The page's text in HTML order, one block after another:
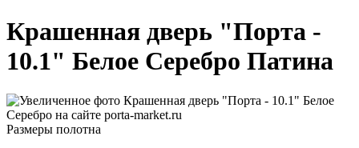
Крашенная дверь "Порта -
10.1" Белое Серебро Патина
Размеры полотна